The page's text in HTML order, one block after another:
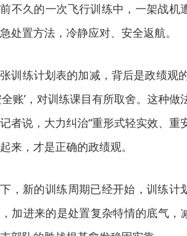
不久的一次飞行训练中，一架战机
处置方法，冷静应对、安全返航。
训练计划表的加减，背后是政绩观
全账’，对训练课目有所取舍。这种
者说，大力纠治“重形式轻实效、重
来，才是正确的政绩观。
，新的训练周期已经开始，训练
加进来的是处置复杂特情的底气，